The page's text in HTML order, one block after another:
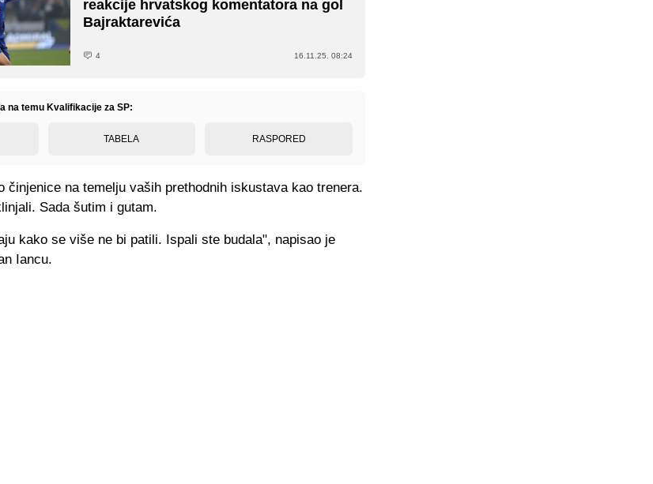
reakcije hrvatskog komentatora na gol
Bajraktarevića
4 16.11.25. 08:24
na temu Kvalifikacije za SP:
TABELA RASPORED
činjenice na temelju vaših prethodnih iskustava kao trenera.
Sada šutim i gutam.
kako se više ne bi patili. Ispali ste budala", napisao je
Iancu.